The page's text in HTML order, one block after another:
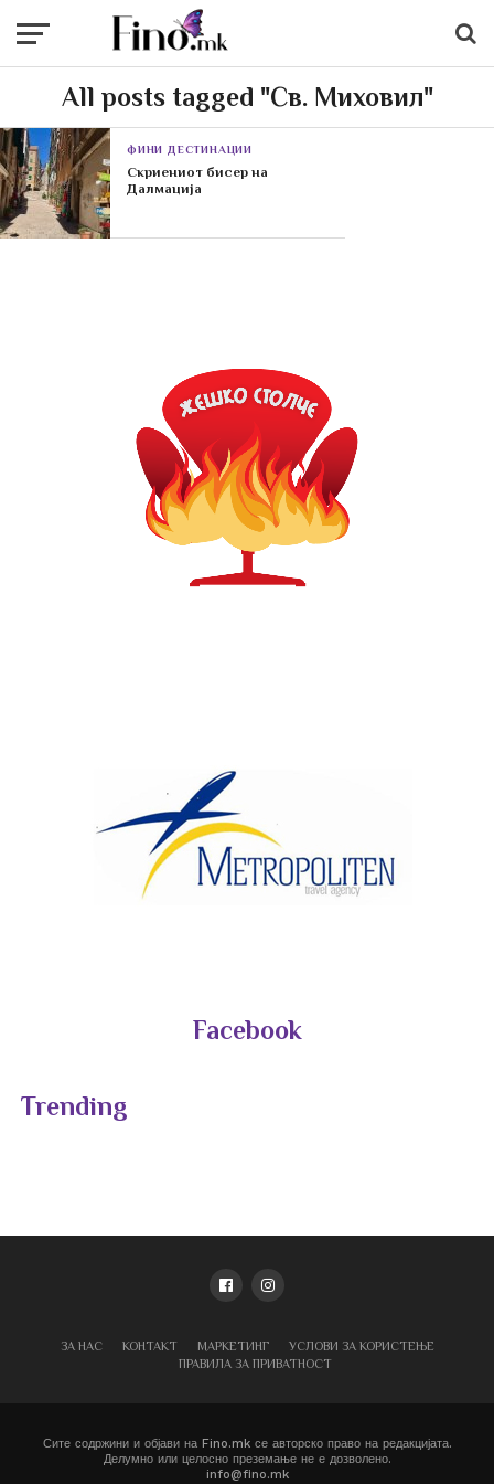
All posts tagged "Св. Миховил"
ФИНИ ДЕСТИНАЦИИ
Скриениот бисер на
Далмација
Facebook
Trending
ЗА НАС КОНТАКТ МАРКЕТИНГ
УСЛОВИ ЗА КОРИСТЕЊЕ
ПРАВИЛА ЗА ПРИВАТНОСТ
Сите содржини и објави на Fino.mk се авторско право на редакцијата.
Делумно или целосно преземање не е дозволено.
info@fino.mk